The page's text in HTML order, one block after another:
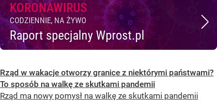
KORONAWIRUS
CODZIENNIE, NA ŻYWO
Raport specjalny Wprost.pl
Rząd w wakacje otworzy granice z niektórymi państwami?
To sposób na walkę ze skutkami pandemii
Rząd ma nowy pomysł na walkę ze skutkami pandemii